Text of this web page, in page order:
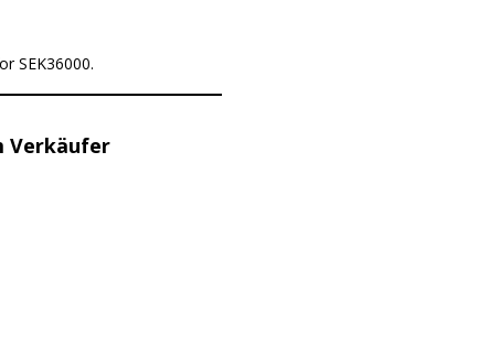
SEK36000.
Verkäufer